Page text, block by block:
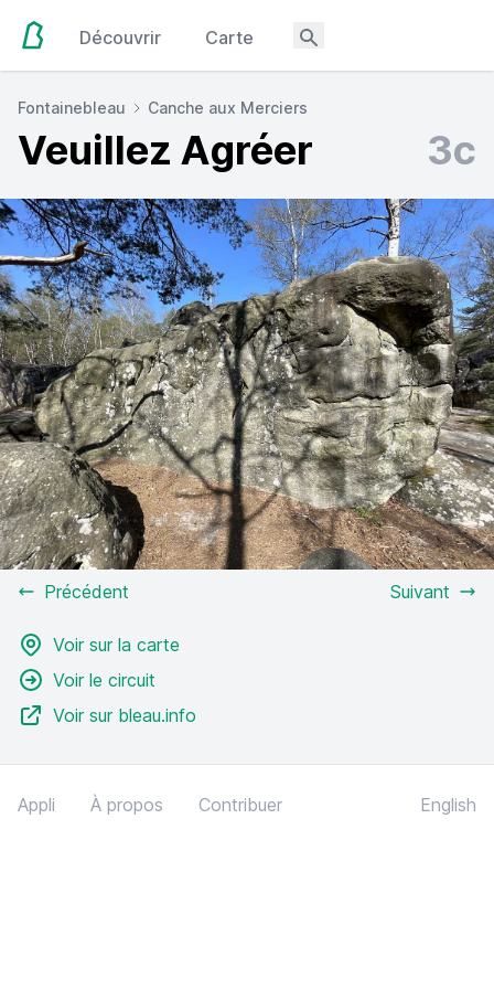
Découvrir Carte
Fontainebleau Canche aux Merciers
Veuillez Agréer 3c
Précédent Suivant
Voir sur la carte
Voir le circuit
Voir sur bleau.info
Appli À propos Contribuer English